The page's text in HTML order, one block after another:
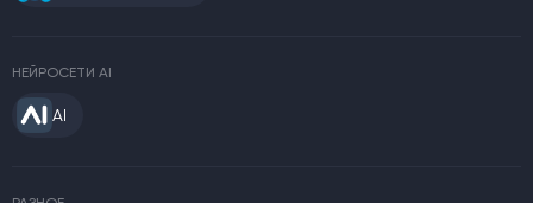
НЕЙРОСЕТИ AI
AI